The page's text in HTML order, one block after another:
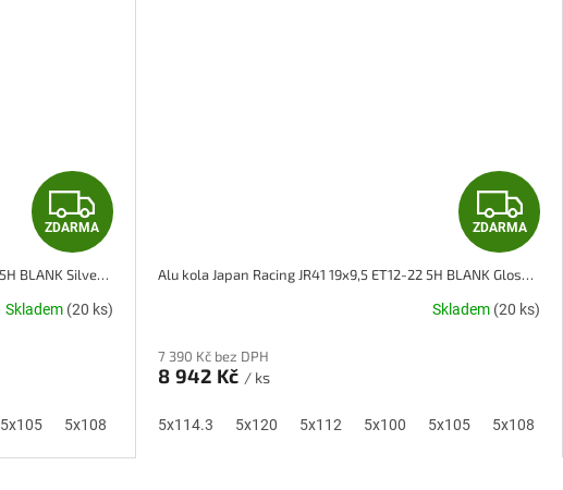
Z
D
A
A
ZDARMA
Alu kola Japan Racing JR41 19x8,5 ET15-35 5H BLANK Silver Machined Face
Skladem (20 ks)
5x105 5x108 5x110 5x115 5x118
Z
D
A
A
ZDARMA
Alu kola Japan Racing JR41 19x9,5 ET12-22 5H BLANK Gloss Black w/ Machined Lip
Skladem (20 ks)
7 390 Kč bez DPH
8 942 Kč / ks
5x114.3 5x120 5x112 5x100 5x105 5x108